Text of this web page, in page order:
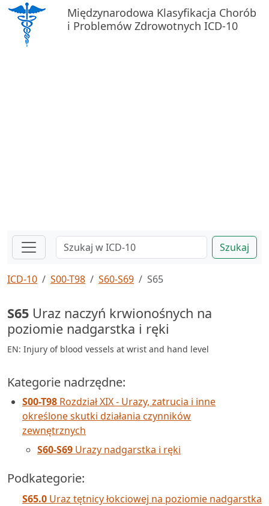
Międzynarodowa Klasyfikacja Chorób
i Problemów Zdrowotnych ICD-10
Szukaj
ICD-10 S00-T98 S60-S69 S65
S65 Uraz naczyń krwionośnych na
poziomie nadgarstka i ręki
EN: Injury of blood vessels at wrist and hand level
Kategorie nadrzędne:
S00-T98 Rozdział XIX - Urazy, zatrucia i inne
określone skutki działania czynników
zewnętrznych
S60-S69 Urazy nadgarstka i ręki
Podkategorie:
S65.0 Uraz tętnicy łokciowej na poziomie nadgarstka